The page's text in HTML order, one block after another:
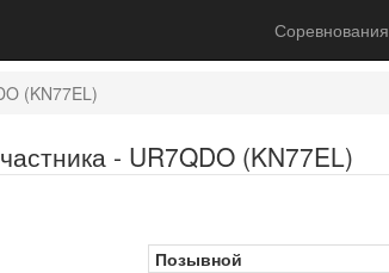
Соревнования
(KN77EL)
- UR7QDO (KN77EL)
Позывной